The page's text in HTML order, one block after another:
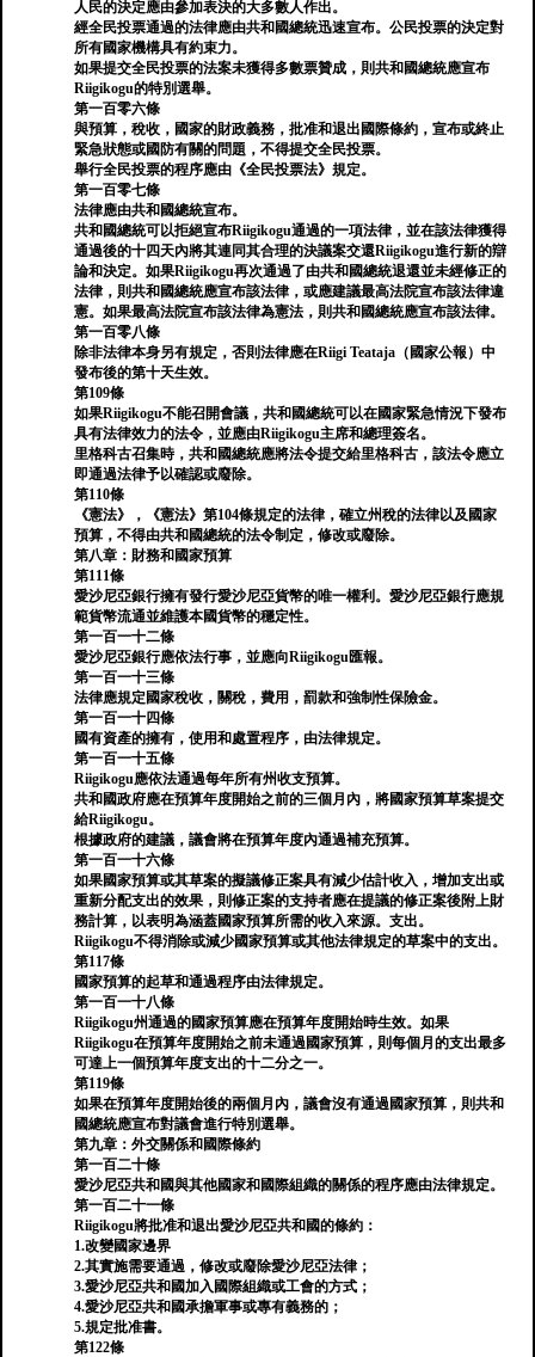
人民的決定應由參加表決的大多數人作出。
經全民投票通過的法律應由共和國總統迅速宣布。公民投票的決定對
所有國家機構具有約束力。
如果提交全民投票的法案未獲得多數票贊成，則共和國總統應宣布
Riigikogu的特別選舉。
第一百零六條
與預算，稅收，國家的財政義務，批准和退出國際條約，宣布或終止
緊急狀態或國防有關的問題，不得提交全民投票。
舉行全民投票的程序應由《全民投票法》規定。
第一百零七條
法律應由共和國總統宣布。
共和國總統可以拒絕宣布Riigikogu通過的一項法律，並在該法律獲得
通過後的十四天內將其連同其合理的決議案交還Riigikogu進行新的辯
論和決定。如果Riigikogu再次通過了由共和國總統退還並未經修正的
法律，則共和國總統應宣布該法律，或應建議最高法院宣布該法律違
憲。如果最高法院宣布該法律為憲法，則共和國總統應宣布該法律。
第一百零八條
除非法律本身另有規定，否則法律應在Riigi Teataja（國家公報）中
發布後的第十天生效。
第109條
如果Riigikogu不能召開會議，共和國總統可以在國家緊急情況下發布
具有法律效力的法令，並應由Riigikogu主席和總理簽名。
里格科古召集時，共和國總統應將法令提交給里格科古，該法令應立
即通過法律予以確認或廢除。
第110條
《憲法》，《憲法》第104條規定的法律，確立州稅的法律以及國家
預算，不得由共和國總統的法令制定，修改或廢除。
第八章：財務和國家預算
第111條
愛沙尼亞銀行擁有發行愛沙尼亞貨幣的唯一權利。愛沙尼亞銀行應規
範貨幣流通並維護本國貨幣的穩定性。
第一百一十二條
愛沙尼亞銀行應依法行事，並應向Riigikogu匯報。
第一百一十三條
法律應規定國家稅收，關稅，費用，罰款和強制性保險金。
第一百一十四條
國有資產的擁有，使用和處置程序，由法律規定。
第一百一十五條
Riigikogu應依法通過每年所有州收支預算。
共和國政府應在預算年度開始之前的三個月內，將國家預算草案提交
給Riigikogu。
根據政府的建議，議會將在預算年度內通過補充預算。
第一百一十六條
如果國家預算或其草案的擬議修正案具有減少估計收入，增加支出或
重新分配支出的效果，則修正案的支持者應在提議的修正案後附上財
務計算，以表明為涵蓋國家預算所需的收入來源。支出。
Riigikogu不得消除或減少國家預算或其他法律規定的草案中的支出。
第117條
國家預算的起草和通過程序由法律規定。
第一百一十八條
Riigikogu州通過的國家預算應在預算年度開始時生效。如果
Riigikogu在預算年度開始之前未通過國家預算，則每個月的支出最多
可達上一個預算年度支出的十二分之一。
第119條
如果在預算年度開始後的兩個月內，議會沒有通過國家預算，則共和
國總統應宣布對議會進行特別選舉。
第九章：外交關係和國際條約
第一百二十條
愛沙尼亞共和國與其他國家和國際組織的關係的程序應由法律規定。
第一百二十一條
Riigikogu將批准和退出愛沙尼亞共和國的條約：
1.改變國家邊界
2.其實施需要通過，修改或廢除愛沙尼亞法律；
3.愛沙尼亞共和國加入國際組織或工會的方式；
4.愛沙尼亞共和國承擔軍事或專有義務的；
5.規定批准書。
第122條